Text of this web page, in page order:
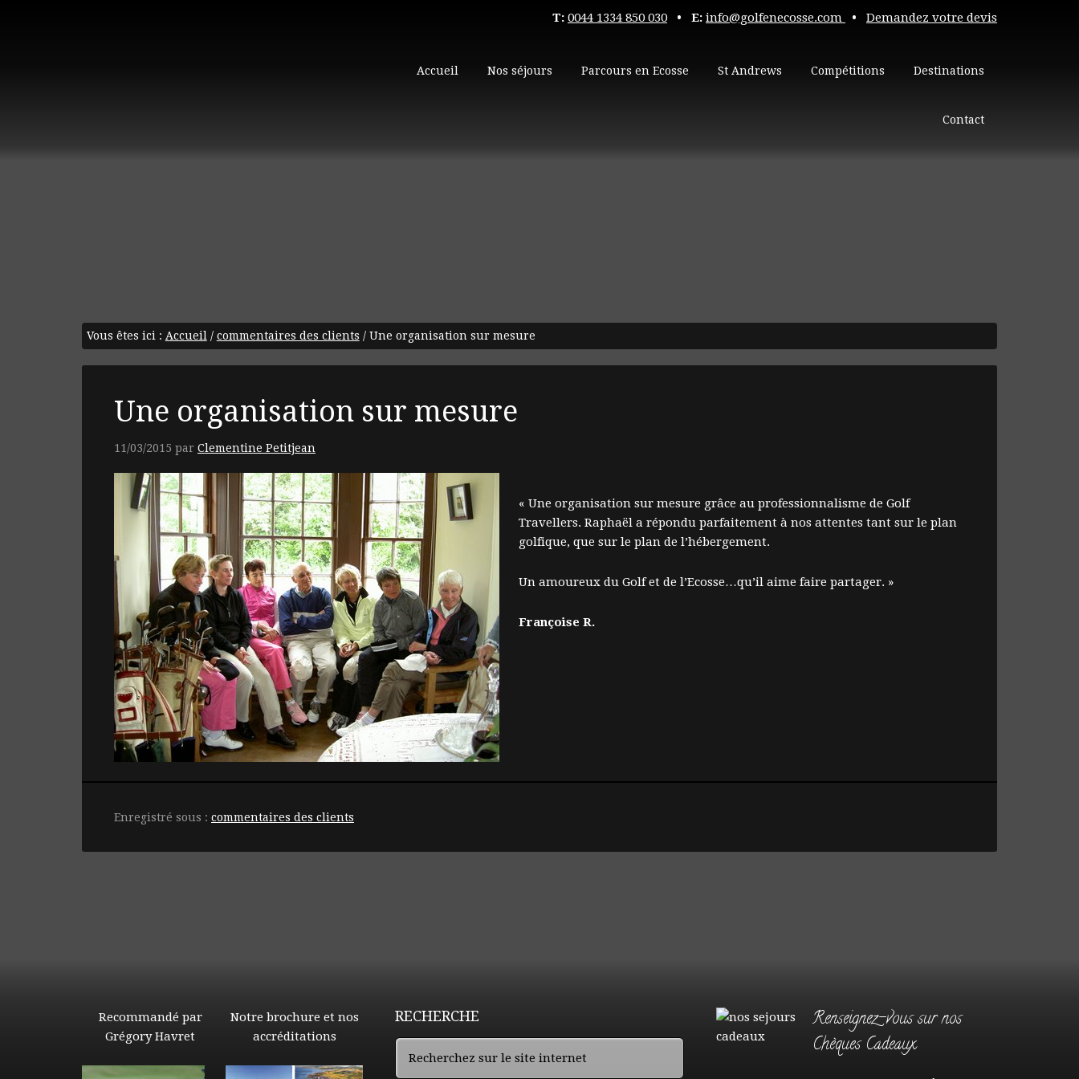
T: 0044 1334 850 030 • E: info@golfenecosse.com • Demandez votre devis
Accueil Nos séjours Parcours en Ecosse St Andrews Compétitions Destinations
Contact
Vous êtes ici : Accueil / commentaires des clients /Une organisation sur mesure
Une organisation sur mesure
11/03/2015 par Clementine Petitjean
« Une organisation sur mesure grâce au professionnalisme de Golf
Travellers. Raphaël a répondu parfaitement à nos attentes tant sur le plan
golfique, que sur le plan de l’hébergement.
Un amoureux du Golf et de l’Ecosse…qu’il aime faire partager. »
Françoise R.
Enregistré sous : commentaires des clients
Recommandé par
Grégory Havret
Notre brochure et nos
accréditations
RECHERCHE
Renseignez-vous sur nos
Chèques Cadeaux